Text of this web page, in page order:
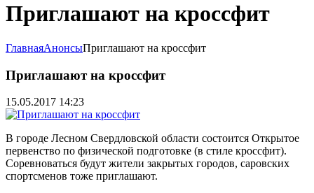
Приглашают на кроссфит
ГлавнаяАнонсыПриглашают на кроссфит
Приглашают на кроссфит
15.05.2017 14:23
В городе Лесном Свердловской области состоится Открытое
первенство по физической подготовке (в стиле кроссфит).
Соревноваться будут жители закрытых городов, саровских
спортсменов тоже приглашают.